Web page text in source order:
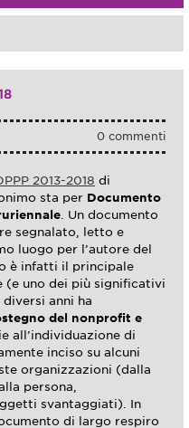
0 commenti
2013-2018 di
sta per Documento
. Un documento
segnalato, letto e
luogo per l’autore del
è infatti il principale
uno dei più significativi
anni ha
del nonprofit e
all’individuazione di
inciso su alcuni
organizzazioni (dalla
persona,
svantaggiati). In
di largo respiro